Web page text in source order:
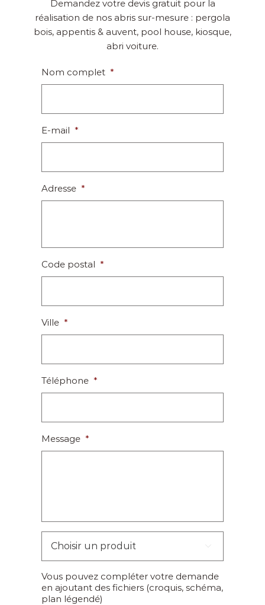
Demandez votre devis gratuit pour la
réalisation de nos abris sur-mesure : pergola
bois, appentis & auvent, pool house, kiosque,
abri voiture.
Nom complet *
E-mail *
Adresse *
Code postal *
Ville *
Téléphone *
Message *
un
produit *
Vous pouvez compléter votre demande
en ajoutant des fichiers (croquis, schéma,
plan légendé)